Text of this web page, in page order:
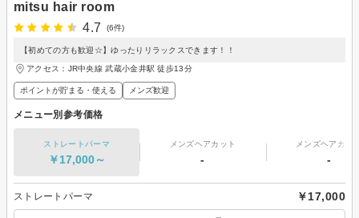
mitsu hair room
4.7
(6件)
【初めての方も歓迎☆】ゆったりリラックスできます！！
アクセス：JR中央線 武蔵小金井駅 徒歩13分
ポイントが貯まる・使える メンズ歓迎
メニュー別参考価格
ストレートパーマ
￥17,000～
メンズヘアカット
-
メンズヘアカラ
-
ストレートパーマ ￥17,000